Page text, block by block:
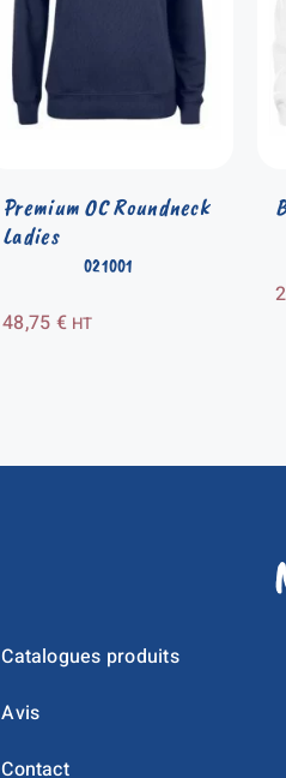
021001
Premium OC Roundneck
Ladies
48,75 € HT
Catalogues produits
Avis
Contact